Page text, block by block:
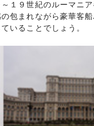
１９世紀のルーマニ
包まれながら豪華客
いることでしょう。